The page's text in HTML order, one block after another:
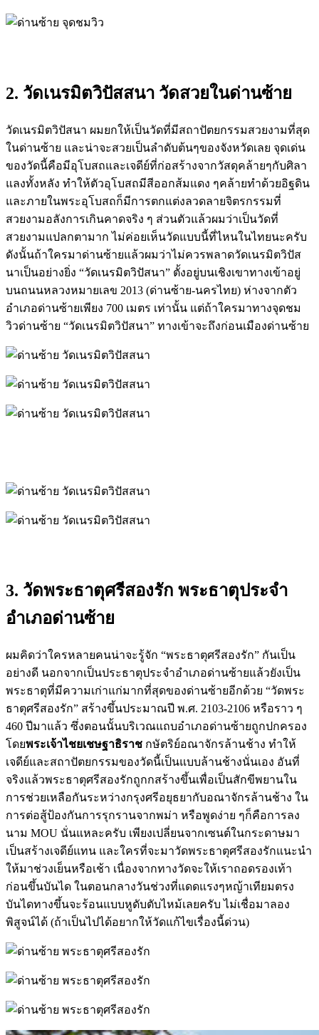
2. วัดเนรมิตวิปัสสนา วัดสวยในด่านซ้าย
วัดเนรมิตวิปัสนา ผมยกให้เป็นวัดที่มีสถาปัตยกรรมสวยงามที่สุด
ในด่านซ้าย และน่าจะสวยเป็นลำดับต้นๆของจังหวัดเลย จุดเด่น
ของวัดนี้คือมีอุโบสถและเจดีย์ที่ก่อสร้างจากวัสดุคล้ายๆกับศิลา
แลงทั้งหลัง ทำให้ตัวอุโบสถมีสีออกส้มแดง ๆคล้ายทำด้วยอิฐดิน
และภายในพระอุโบสถก็มีการตกแต่งลวดลายจิตรกรรมที่
สวยงามอลังการเกินคาดจริง ๆ ส่วนตัวแล้วผมว่าเป็นวัดที่
สวยงามแปลกตามาก ไม่ค่อยเห็นวัดแบบนี้ที่ไหนในไทยนะครับ
ดังนั้นถ้าใครมาด่านซ้ายแล้วผมว่าไม่ควรพลาดวัดเนรมิตวิปัส
นาเป็นอย่างยิ่ง “วัดเนรมิตวิปัสนา” ตั้งอยู่บนเชิงเขาทางเข้าอยู่
บนถนนหลวงหมายเลข 2013 (ด่านซ้าย-นครไทย) ห่างจากตัว
อำเภอด่านซ้ายเพียง 700 เมตร เท่านั้น แต่ถ้าใครมาทางจุดชม
วิวด่านซ้าย “วัดเนรมิตวิปัสนา” ทางเข้าจะถึงก่อนเมืองด่านซ้าย
3. วัดพระธาตุศรีสองรัก พระธาตุประจำ
อำเภอด่านซ้าย
ผมคิดว่าใครหลายคนน่าจะรู้จัก “พระธาตุศรีสองรัก” กันเป็น
อย่างดี นอกจากเป็นประธาตุประจำอำเภอด่านซ้ายแล้วยังเป็น
พระธาตุที่มีความเก่าแก่มากที่สุดของด่านซ้ายอีกด้วย “วัดพระ
ธาตุศรีสองรัก” สร้างขึ้นประมาณปี พ.ศ. 2103-2106 หรือราว ๆ
460 ปีมาแล้ว ซึ่งตอนนั้นบริเวณแถบอำเภอด่านซ้ายถูกปกครอง
โดยพระเจ้าไชยเชษฐาธิราช กษัตริย์อณาจักรล้านช้าง ทำให้
เจดีย์และสถาปัตยกรรมของวัดนี้เป็นแบบล้านช้างนั่นเอง อันที่
จริงแล้วพระธาตุศรีสองรักถูกกสร้างขึ้นเพื่อเป็นสักขีพยานใน
การช่วยเหลือกันระหว่างกรุงศรีอยุธยากับอณาจักรล้านช้าง ใน
การต่อสู้ป้องกันการรุกรานจากพม่า หรือพูดง่าย ๆก็คือการลง
นาม MOU นั่นแหละครับ เพียงเปลี่ยนจากเซนต์ในกระดาษมา
เป็นสร้างเจดีย์แทน และใครที่จะมาวัดพระธาตุศรีสองรักแนะนำ
ให้มาช่วงเย็นหรือเช้า เนื่องจากทางวัดจะให้เราถอดรองเท้า
ก่อนขึ้นบันได ในตอนกลางวันช่วงที่แดดแรงๆหญ้าเทียมตรง
บันไดทางขึ้นจะร้อนแบบหูดับตับไหม้เลยครับ ไม่เชื่อมาลอง
พิสูจน์ได้ (ถ้าเป็นไปได้อยากให้วัดแก้ไขเรื่องนี้ด่วน)